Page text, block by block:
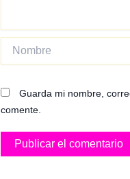
Guarda mi nombre,
comente.